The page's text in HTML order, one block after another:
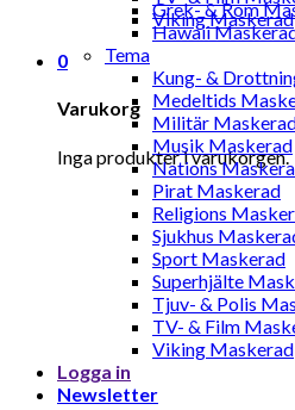
Viking Maskerad
0
Varukorg
Inga produkter i varukorgen.
Grek- & Rom
Hawaii
Tema
Kung- &
Medeltids
Militär
Musik Maskerad
Nations
Pirat Maskerad
Religions
Sjukhus
Sport Maskerad
Superhjälte
Tjuv- & Polis
TV- & Film
Viking Maskerad
Logga in
Newsletter